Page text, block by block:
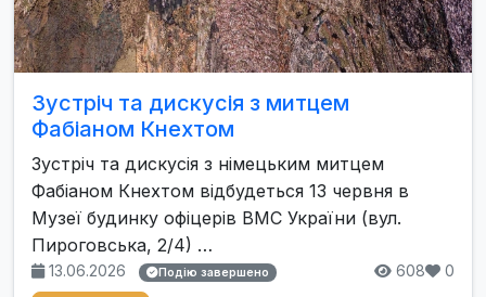
Зустріч та дискусія з митцем
Фабіаном Кнехтом
Зустріч та дискусія з німецьким митцем
Фабіаном Кнехтом відбудеться 13 червня в
Музеї будинку офіцерів ВМС України (вул.
Пироговська, 2/4) …
13.06.2026 Подію завершено 608 0